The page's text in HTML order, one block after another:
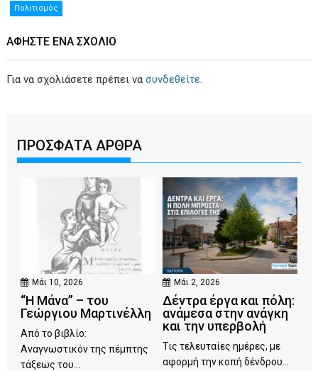
Πολιτισμός
ΑΦΉΣΤΕ ΕΝΑ ΣΧΌΛΙΟ
Για να σχολιάσετε πρέπει νασυνδεθείτε.
ΠΡΟΣΦΑΤΑ ΑΡΘΡΑ
Μάι 10, 2026
“Η Μάνα” – του
Γεώργιου Μαρτινέλλη
Από το βιβλίο:
Αναγνωστικόν της πέμπτης
τάξεως του...
Μάι 2, 2026
Δέντρα έργα και πόλη:
ανάμεσα στην ανάγκη
και την υπερβολή
Τις τελευταίες ημέρες, με
αφορμή την κοπή δένδρου...